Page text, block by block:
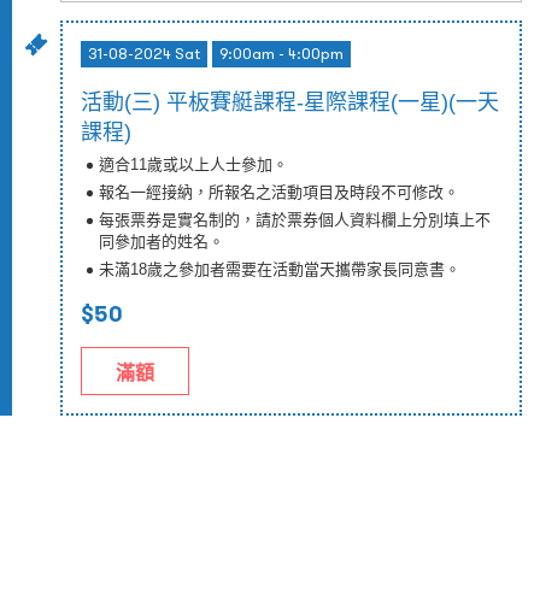
31-08-2024 Sat 9:00am - 4:00pm
活動(三) 平板賽艇課程-星際課程(一星)(一天
課程)
適合11歲或以上人士參加。
報名一經接納，所報名之活動項目及時段不可修改。
每張票券是實名制的，請於票券個人資料欄上分別填上不
同參加者的姓名。
未滿18歲之參加者需要在活動當天攜帶家長同意書 。
$50
滿額